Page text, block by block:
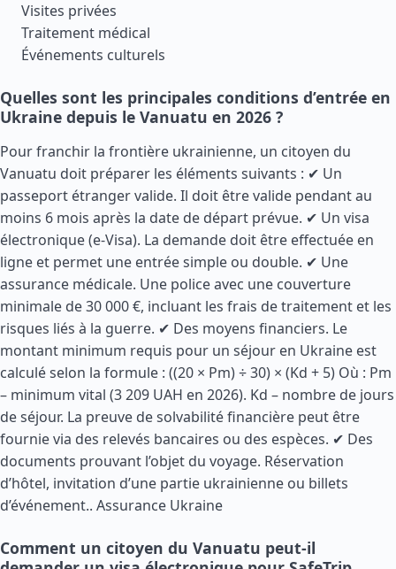
Visites privées
Traitement médical
Événements culturels
Quelles sont les principales conditions d’entrée en
Ukraine depuis le Vanuatu en 2026 ?
Pour franchir la frontière ukrainienne, un citoyen du
Vanuatu doit préparer les éléments suivants : ✔ Un
passeport étranger valide. Il doit être valide pendant au
moins 6 mois après la date de départ prévue. ✔ Un visa
électronique (e-Visa). La demande doit être effectuée en
ligne et permet une entrée simple ou double. ✔ Une
assurance médicale. Une police avec une couverture
minimale de 30 000 €, incluant les frais de traitement et les
risques liés à la guerre. ✔ Des moyens financiers. Le
montant minimum requis pour un séjour en Ukraine est
calculé selon la formule : ((20 × Pm) ÷ 30) × (Kd + 5) Où : Pm
– minimum vital (3 209 UAH en 2026). Kd – nombre de jours
de séjour. La preuve de solvabilité financière peut être
fournie via des relevés bancaires ou des espèces. ✔ Des
documents prouvant l’objet du voyage. Réservation
d’hôtel, invitation d’une partie ukrainienne ou billets
d’événement.. Assurance Ukraine
Comment un citoyen du Vanuatu peut-il